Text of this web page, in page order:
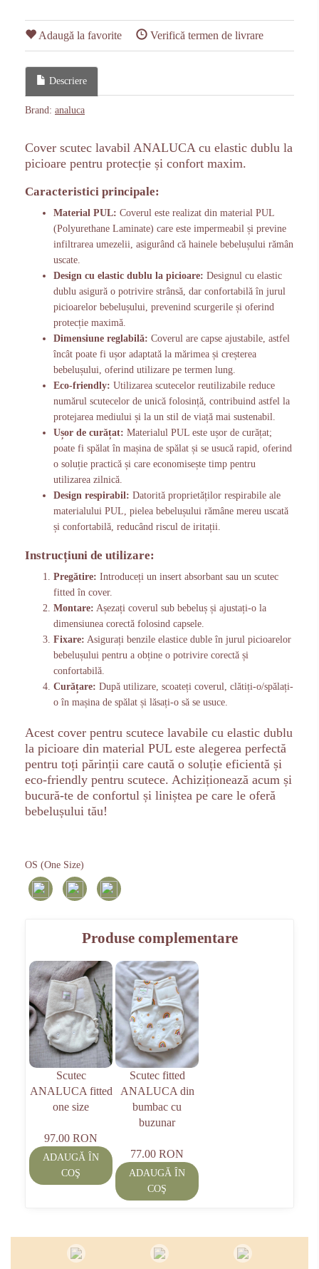
Adaugă la favorite Verifică termen de livrare
Descriere
Brand: analuca
Cover scutec lavabil ANALUCA cu elastic dublu la
picioare pentru protecție și confort maxim.
Caracteristici principale:
Material PUL: Coverul este realizat din material PUL
(Polyurethane Laminate) care este impermeabil și previne
infiltrarea umezelii, asigurând că hainele bebelușului rămân
uscate.
Design cu elastic dublu la picioare: Designul cu elastic
dublu asigură o potrivire strânsă, dar confortabilă în jurul
picioarelor bebelușului, prevenind scurgerile și oferind
protecție maximă.
Dimensiune reglabilă: Coverul are capse ajustabile, astfel
încât poate fi ușor adaptată la mărimea și creșterea
bebelușului, oferind utilizare pe termen lung.
Eco-friendly: Utilizarea scutecelor reutilizabile reduce
numărul scutecelor de unică folosință, contribuind astfel la
protejarea mediului și la un stil de viață mai sustenabil.
Ușor de curățat: Materialul PUL este ușor de curățat;
poate fi spălat în mașina de spălat și se usucă rapid, oferind
o soluție practică și care economisește timp pentru
utilizarea zilnică.
Design respirabil: Datorită proprietăților respirabile ale
materialului PUL, pielea bebelușului rămâne mereu uscată
și confortabilă, reducând riscul de iritații.
Instrucțiuni de utilizare:
Pregătire: Introduceți un insert absorbant sau un scutec
fitted în cover.
Montare: Așezați coverul sub bebeluș și ajustați-o la
dimensiunea corectă folosind capsele.
Fixare: Asigurați benzile elastice duble în jurul picioarelor
bebelușului pentru a obține o potrivire corectă și
confortabilă.
Curățare: După utilizare, scoateți coverul, clătiți-o/spălați-
o în mașina de spălat și lăsați-o să se usuce.
Acest cover pentru scutece lavabile cu elastic dublu
la picioare din material PUL este alegerea perfectă
pentru toți părinții care caută o soluție eficientă și
eco-friendly pentru scutece. Achiziționează acum și
bucură-te de confortul și liniștea pe care le oferă
bebelușului tău!
OS (One Size)
Produse complementare
Scutec
ANALUCA fitted
one size
97.00 RON
ADAUGĂ ÎN
COŞ
Scutec fitted
ANALUCA din
bumbac cu
buzunar
77.00 RON
ADAUGĂ ÎN
COŞ